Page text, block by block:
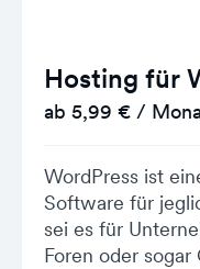
Hosting für
ab 5,99 € /
WordPress ist
Software für
sei es für
Foren oder